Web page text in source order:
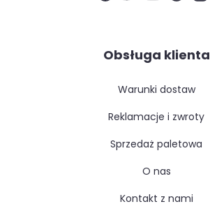
Obsługa klienta
warunki dostaw
reklamacje i zwroty
sprzedaż paletowa
o nas
kontakt z nami